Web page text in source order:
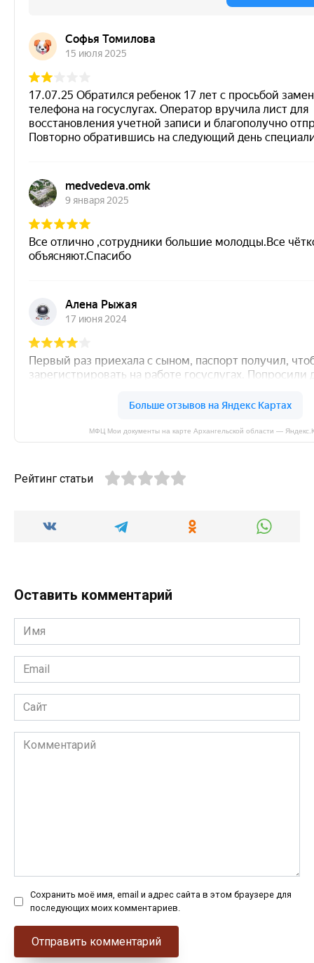
МФЦ Мои документы на карте Архангельской области —
Рейтинг статьи
Оставить комментарий
Имя
*
Email
*
Сайт
Комментарий
Сохранить моё имя, email и адрес сайта в этом браузере для
последующих моих комментариев.